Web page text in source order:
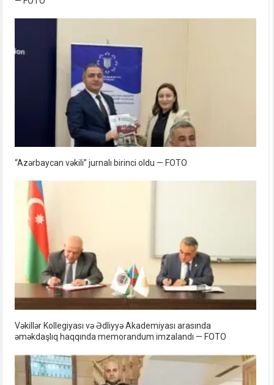
“Azərbaycan vəkili” jurnalı birinci oldu — FOTO
Vəkillər Kollegiyası və Ədliyyə Akademiyası arasında
əməkdaşlıq haqqında memorandum imzalandı — FOTO